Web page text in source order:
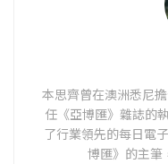
本思齊曾在澳洲悉尼
任《亞博匯》雜誌的
了行業領先的每日電
博匯》的主筆